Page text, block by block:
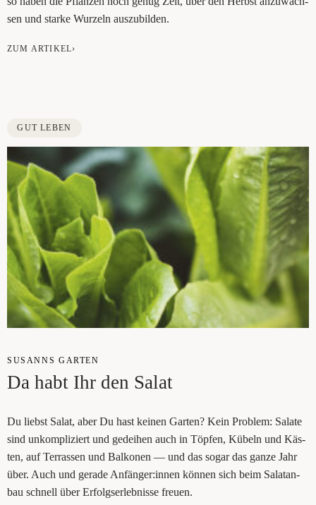
sen und star­ke Wur­zeln auszubilden.
ZUM ARTIKEL›
GUT LEBEN
SUSANNS GAR­TEN
Da habt Ihr den Salat
Du liebst Salat, aber Du hast kei­nen Gar­ten? Kein Pro­blem: Sala­te
sind unkom­pli­ziert und gedei­hen auch in Töp­fen, Kübeln und Käs­
ten, auf Ter­ras­sen und Bal­ko­nen — und das sogar das gan­ze Jahr
über. Auch und gera­de Anfänger:innen kön­nen sich beim Salat­an­
bau schnell über Erfolgs­er­leb­nis­se freuen.